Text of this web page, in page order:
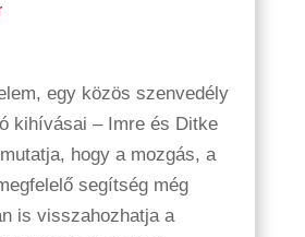
egy közös szenvedély
kihívásai – Imre és Ditke
hogy a mozgás, a
segítség még
is visszahozhatja a